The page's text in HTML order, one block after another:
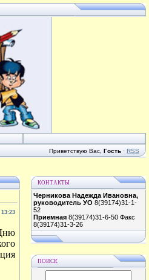
Приветствую Вас Гость · RSS
13:23
КОНТАКТЫ
Черникова Надежда Ивановна,
руководитель УО 8(39174)31-1-
52
Приемная 8(39174)31-6-50 Факс
8(39174)31-3-26
ПОИСК